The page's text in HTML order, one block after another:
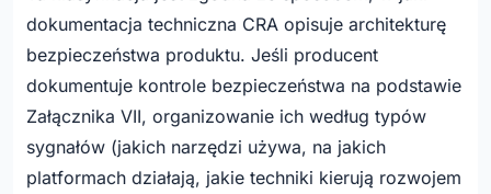
dokumentacja techniczna CRA opisuje architekturę
bezpieczeństwa produktu. Jeśli producent
dokumentuje kontrole bezpieczeństwa na podstawie
Załącznika VII, organizowanie ich według typów
sygnałów (jakich narzędzi używa, na jakich
platformach działają, jakie techniki kierują rozwojem